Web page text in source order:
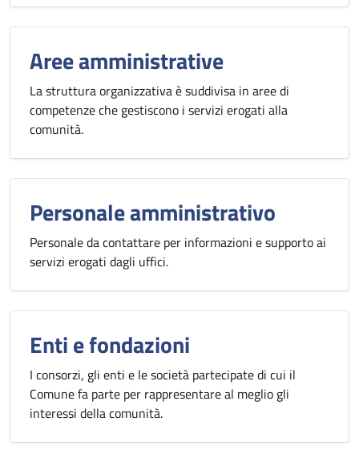
Aree amministrative
La struttura organizzativa è suddivisa in aree di
competenze che gestiscono i servizi erogati alla
comunità.
Personale amministrativo
Personale da contattare per informazioni e supporto ai
servizi erogati dagli uffici.
Enti e fondazioni
I consorzi, gli enti e le società partecipate di cui il
Comune fa parte per rappresentare al meglio gli
interessi della comunità.